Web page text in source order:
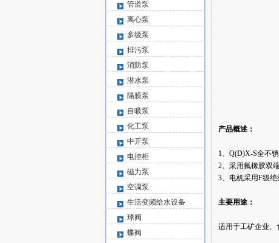
管道泵
离心泵
多级泵
排污泵
消防泵
潜水泵
隔膜泵
自吸泵
化工泵
中开泵
电控柜
磁力泵
空调泵
生活变频给水设备
球阀
蝶阀
产品概述：
1、 Q(D)X-S全不
2、采用氟橡胶双
3、电机采用F级绝
主要用途：
适用于工矿企业、